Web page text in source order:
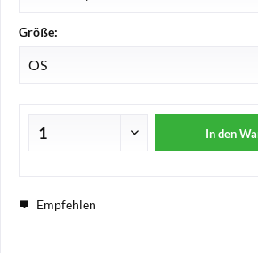
Größe:
In den
Empfehlen